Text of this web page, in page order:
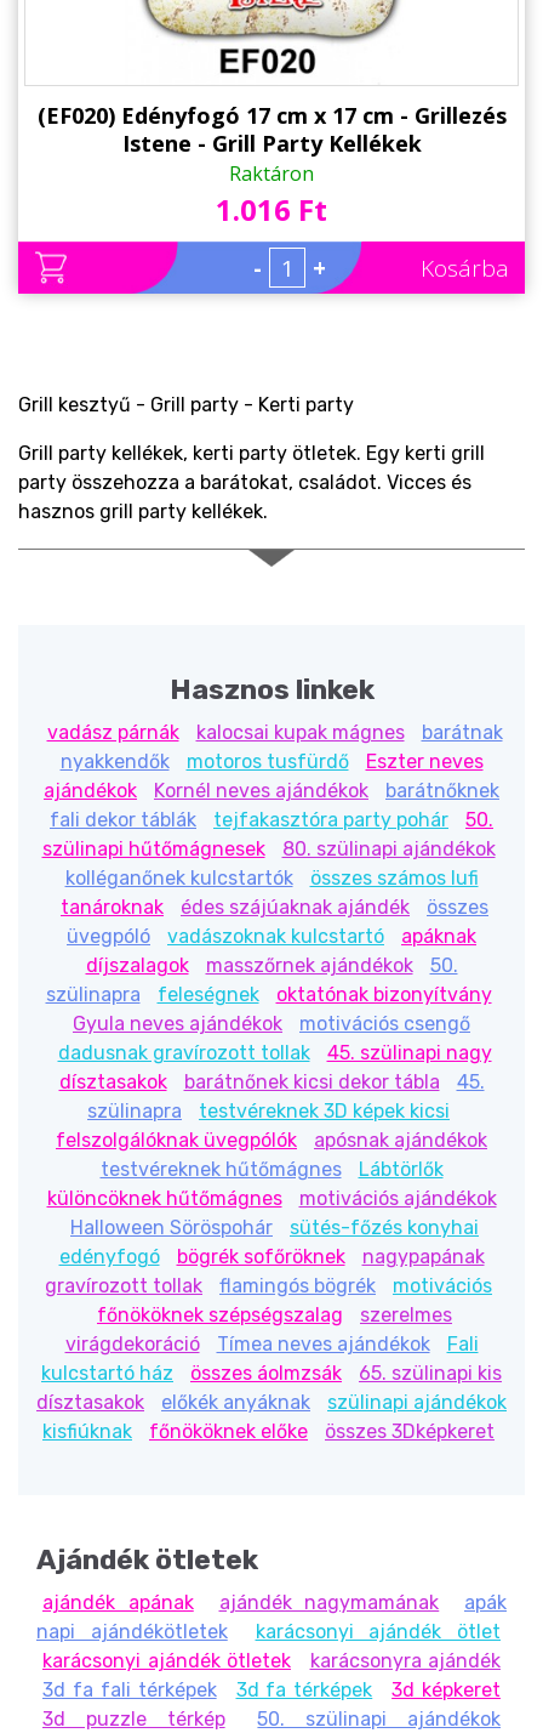
(EF020) Edényfogó 17 cm x 17 cm - Grillezés
Istene - Grill Party Kellékek
Raktáron
1.016 Ft
- + Kosárba
Grill kesztyű - Grill party - Kerti party
Grill party kellékek, kerti party ötletek. Egy kerti grill
party összehozza a barátokat, családot. Vicces és
hasznos grill party kellékek.
Hasznos linkek
vadász párnák kalocsai kupak mágnes
barátnak
nyakkendők
motoros tusfürdő
Eszter neves
ajándékok
Kornél neves ajándékok
barátnőknek
fali dekor táblák
tejfakasztóra party pohár
50.
szülinapi hűtőmágnesek
80. szülinapi ajándékok
kolléganőnek kulcstartók
összes számos lufi
tanároknak
édes szájúaknak ajándék
összes
üvegpóló
vadászoknak kulcstartó
apáknak
díjszalagok
masszőrnek ajándékok
50.
szülinapra
feleségnek
oktatónak bizonyítvány
Gyula neves ajándékok
motivációs csengő
dadusnak gravírozott tollak
45. szülinapi nagy
dísztasakok
barátnőnek kicsi dekor tábla
45.
szülinapra
testvéreknek 3D képek kicsi
felszolgálóknak üvegpólók
apósnak ajándékok
testvéreknek hűtőmágnes
Lábtörlők
különcöknek hűtőmágnes
motivációs ajándékok
Halloween Söröspohár
sütés-főzés konyhai
edényfogó
bögrék sofőröknek
nagypapának
gravírozott tollak
flamingós bögrék
motivációs
főnököknek szépségszalag
szerelmes
virágdekoráció
Tímea neves ajándékok
Fali
kulcstartó ház
összes áolmzsák
65. szülinapi kis
dísztasakok
előkék anyáknak
szülinapi ajándékok
kisfiúknak
főnököknek előke összes 3Dképkeret
Ajándék ötletek
ajándék apának ajándék nagymamának
apák
napi ajándékötletek
karácsonyi ajándék ötlet
karácsonyi ajándék ötletek
karácsonyra ajándék
3d fa fali térképek
3d fa térképek
3d képkeret
3d puzzle térkép
50. szülinapi ajándékok